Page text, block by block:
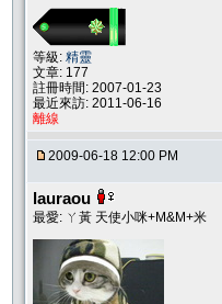
等級: 精靈
文章: 177
註冊時間: 2007-01-23
最近來訪: 2011-06-16
離線
2009-06-18 12:00 PM
lauraou
最愛: ㄚ黃 天使小咪+M&M+米